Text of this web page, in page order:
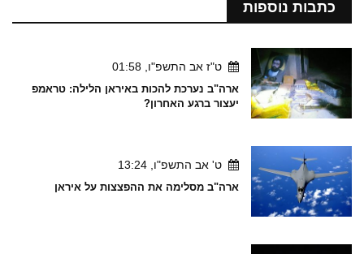
כתבות נוספות
ט"ז אב התשפ"ו, 01:58
ארה"ב נערכת להכות באיראן הלילה: טראמפ
יעצור ברגע האחרון?
ט' אב התשפ"ו, 13:24
ארה"ב מסלימה את ההפצצות על איראן